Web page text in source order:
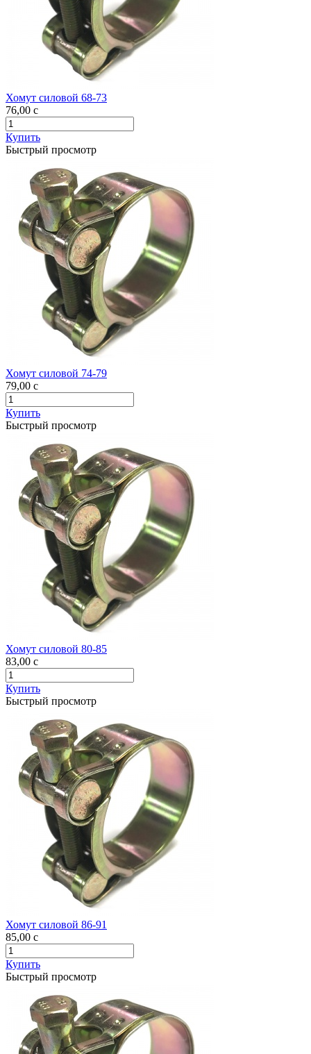
Хомут силовой 68-73
76,00 c
Купить
Быстрый просмотр
Хомут силовой 74-79
79,00 c
Купить
Быстрый просмотр
Хомут силовой 80-85
83,00 c
Купить
Быстрый просмотр
Хомут силовой 86-91
85,00 c
Купить
Быстрый просмотр